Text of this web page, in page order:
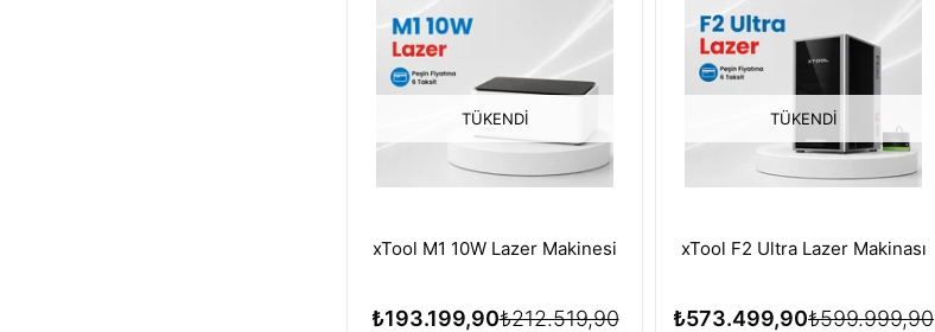
TÜKENDI
xTool M1 10W Lazer Makinesi
₺193.199,90₺212.519,90
TÜKENDI
xTool F2 Ultra Lazer Makinası
₺573.499,90₺599.999,90